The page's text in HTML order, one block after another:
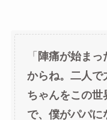
「 陣痛が始まっ
からね。二人で
ちゃんをこの世
で、僕がパパに